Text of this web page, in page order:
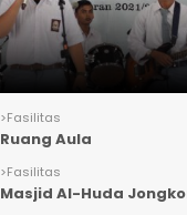
>Fasilitas
Ruang Aula
>Fasilitas
Masjid Al-Huda